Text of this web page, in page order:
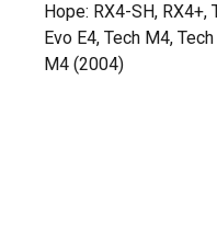
Hope: RX4-SH, RX4+,
Evo E4, Tech M4,
M4 (2004)